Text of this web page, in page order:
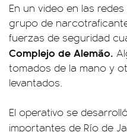
En un video en las
grupo de
fuerzas de seguridad
Complejo de Alemão.
tomados de la mano y
levantados.
El operativo se
importantes de Río de